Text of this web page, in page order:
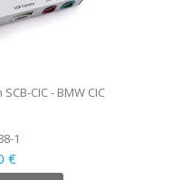
CIC - BMW CIC
1
€